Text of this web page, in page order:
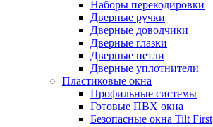
Наборы перекодировки
Дверные ручки
Дверные доводчики
Дверные глазки
Дверные петли
Дверные уплотнители
Пластиковые окна
Профильные системы
Готовые ПВХ окна
Безопасные окна Tilt First